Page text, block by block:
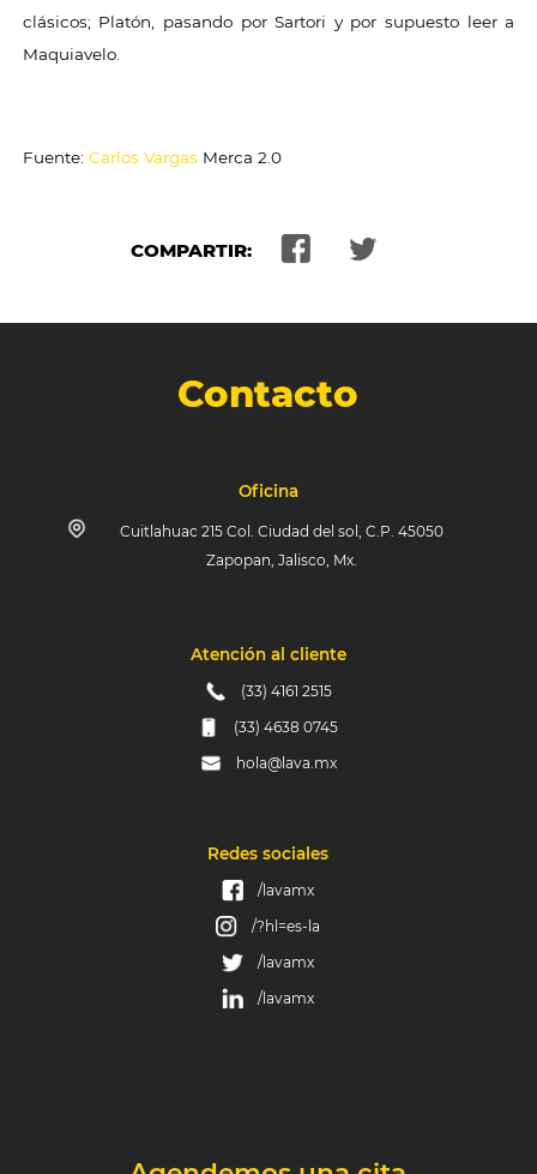
clásicos; Platón, pasando por Sartori y por supuesto leer a
Maquiavelo.
Fuente: Carlos Vargas Merca 2.0
COMPARTIR:
Contacto
Oficina
Cuitlahuac 215 Col. Ciudad del sol, C.P. 45050
Zapopan, Jalisco, Mx.
Atención al cliente
(33) 4161 2515
(33) 4638 0745
hola@lava.mx
Redes sociales
/lavamx
/?hl=es-la
/lavamx
/lavamx